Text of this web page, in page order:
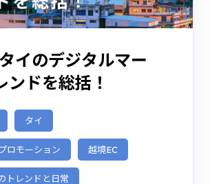
イのデジタルマー
ンドを総括！
タイ
ロモーション 越境EC
トレンドと日常